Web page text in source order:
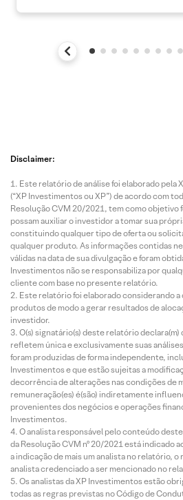
Disclaimer:
Este relatório de análise foi elaborado pela
(“XP Investimentos ou XP”) de acordo com
Resolução CVM 20/2021, tem como objetivo
possam auxiliar o investidor a tomar sua
constituindo qualquer tipo de oferta ou
qualquer produto. As informações contidas
válidas na data de sua divulgação e foram
Investimentos não se responsabiliza por
cliente com base no presente relatório.
Este relatório foi elaborado considerando
produtos de modo a gerar resultados de
investidor.
O(s) signatário(s) deste relatório
refletem única e exclusivamente suas
foram produzidas de forma independente,
Investimentos e que estão sujeitas a
decorrência de alterações nas condições de
remuneração(es) é(são) indiretamente
provenientes dos negócios e operações
Investimentos.
O analista responsável pelo conteúdo
da Resolução CVM nº 20/2021 está indicado
a indicação de mais um analista no relatório,
analista credenciado a ser mencionado no
Os analistas da XP Investimentos estão
todas as regras previstas no Código de